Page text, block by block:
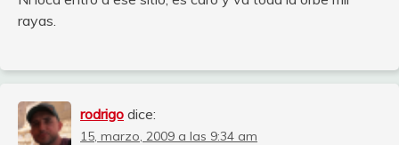
rayas.
rodrigo dice:
15, marzo, 2009 a las 9:34 am